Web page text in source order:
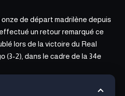
onze de départ madrilène depuis
un retour remarqué ce
lors de la victoire du Real
(3-2), dans le cadre de la 34e